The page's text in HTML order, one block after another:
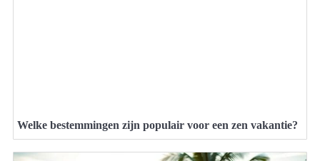
Welke bestemmingen zijn populair voor een zen vakantie?